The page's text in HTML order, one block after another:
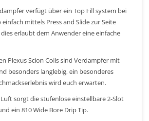
verfügt über ein Top Fill system bei
einfach mittels Press and Slide zur Seite
erlaubt dem Anwender eine einfache
Plexus Scion Coils sind Verdampfer mit
besonders langlebig, ein besonderes
wird euch erwarten.
sorgt die stufenlose einstellbare 2-Slot
ein 810 Wide Bore Drip Tip.